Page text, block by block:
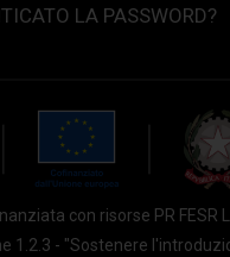
LA PASSWORD?
con risorse PR FESR
1.2.3 - "Sostenere